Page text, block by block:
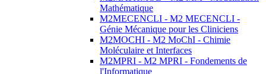
Mathématique
M2MECENCLI - M2 MECENCLI -
Génie Mécanique pour les Cliniciens
M2MOCHI - M2 MoChI - Chimie
Moléculaire et Interfaces
M2MPRI - M2 MPRI - Fondements de
l'Informatique